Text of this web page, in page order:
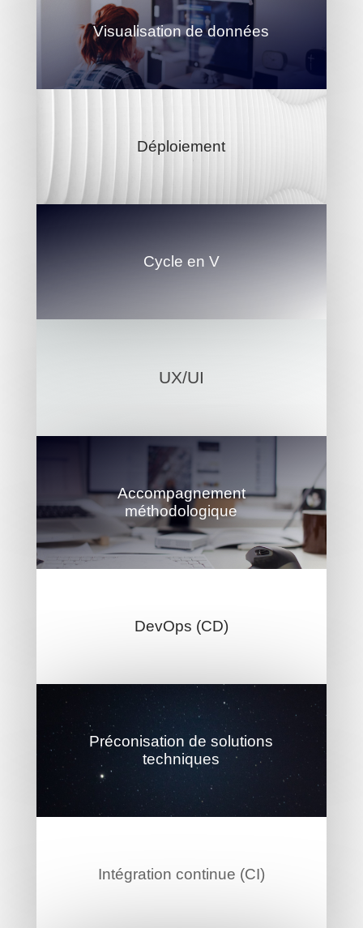
Visualisation de données
Déploiement
Cycle en V
UX/UI
Accompagnement
méthodologique
DevOps (CD)
Préconisation de solutions
techniques
Intégration continue (CI)